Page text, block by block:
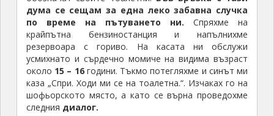
дума се сещам за една леко забавна случка
по време на пътуването ни. Спряхме на
крайпътна бензиностанция и напълнихме
резервоара с гориво. На касата ни обслужи
усмихнато и сърдечно момиче на видима възраст
около 15 – 16години. Тъкмо потегляхме и синът ми
каза „Спри. Ходи ми се на тоалетна.“. Изчаках го на
шофьорското място, а като се върна проведохме
следния диалог.